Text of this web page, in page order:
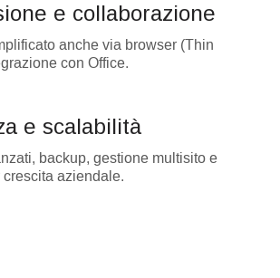
e collaborazione
anche via browser (Thin
con Office.
e scalabilità
backup, gestione multisito e
aziendale.